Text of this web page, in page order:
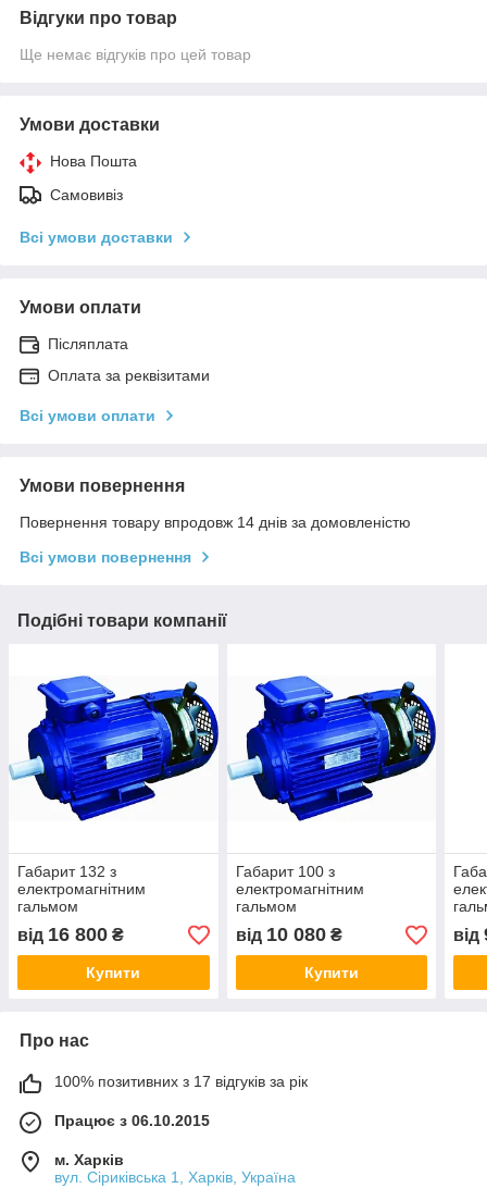
Відгуки про товар
Ще немає відгуків про цей товар
Умови доставки
Нова Пошта
Самовивіз
Всі умови доставки
Умови оплати
Післяплата
Оплата за реквізитами
Всі умови оплати
Умови повернення
Повернення товару впродовж 14 днів за домовленістю
Всі умови повернення
Подібні товари компанії
Габарит 132 з
електромагнітним
гальмом
від 16 800 ₴
Купити
Габарит 100 з
електромагнітним
гальмом
від 10 080₴
Купити
від
Про нас
100% позитивних з 17 відгуків за рік
Працює з 06.10.2015
м. Харків
вул. Сіриківська 1, Харків, Україна